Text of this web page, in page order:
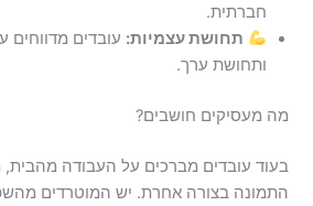
חברתית.
תחושת עצמיות: עובדים מדווחים
ותחושת ערך.
מה מעסיקים חושבים?
בעוד עובדים מברכים על העבודה מהבית,
התמונה בצורה אחרת. יש המוטרדים